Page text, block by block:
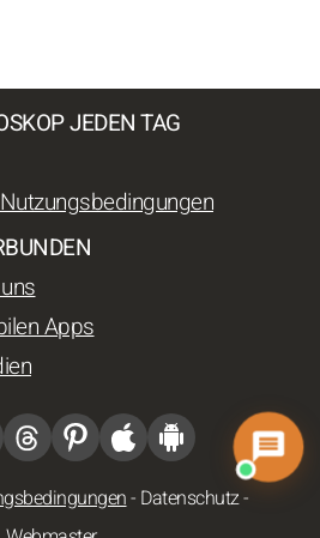
JEDEN TAG
Apps
- Datenschutz-